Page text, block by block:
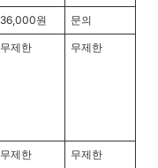
36,000원 문의
무제한 무제한
무제한 무제한